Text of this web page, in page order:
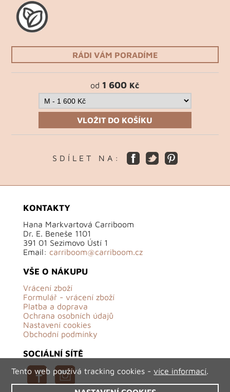
RÁDI VÁM PORADÍME
od 1 600 Kč
VLOŽIT DO KOŠÍKU
S D Í L E T N A :
KONTAKTY
Hana Markvartová Carriboom
Dr. E. Beneše 1101
391 01 Sezimovo Ústí 1
Email: carriboom@carriboom.cz
VŠE O NÁKUPU
Vrácení zboží
Formulář - vrácení zboží
Platba a doprava
Ochrana osobních údajů
Nastavení cookies
Obchodní podmínky
SOCIÁLNÍ SÍTĚ
Tento web používá tracking cookies -více informací.